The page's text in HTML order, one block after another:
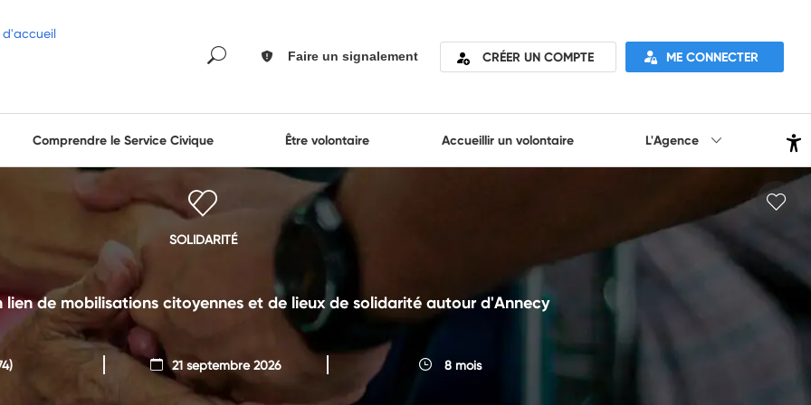
Faire un signalement CRÉER UN COMPTE ME CONNECTER
Comprendre le Service Civique Être volontaire Accueillir un volontaire L'Agence
SOLIDARITÉ
lien de mobilisations citoyennes et de lieux de solidarité autour d'Annecy
21 septembre 2026 8 mois